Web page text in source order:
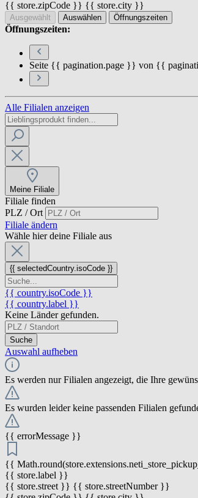
{{ store.zipCode }} {{ store.city }}
Ausgewählt Auswählen Öffnungszeiten
Öffnungszeiten:
Seite {{ pagination.page }} von {{
Alle Filialen anzeigen
Meine Filiale
Filiale finden
PLZ / Ort
Filiale ändern
Wähle hier deine Filiale aus
{{ selectedCountry.isoCode }}
{{ country.isoCode }}
{{ country.label }}
Keine Länder gefunden.
Suche
Auswahl aufheben
Es werden nur Filialen angezeigt, die Ihre
Es wurden leider keine passenden Filialen
{{ errorMessage }}
{{
{{ store.label }}
{{ store.street }} {{ store.streetNumber }}